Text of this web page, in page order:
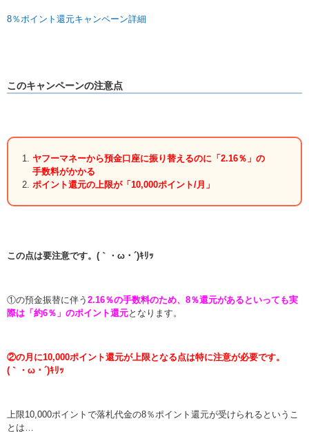
8％ポイント還元キャンペーン詳細
このキャンペーンの注意点
ヤフーマネーから預金口座に振り替えるのに「2.16％」の
手数料がかかる
ポイント還元の上限が「10,000ポイント/月」
この点は要注意です。(｀・ω・´)ｷﾘｯ
①の預金振替に伴う 2.16％の手数料のため、8％還元があるといっても実
際は「約6％」のポイント還元となります。
②の月に10,000ポイント還元が上限となる点は特に注意が必要です。
(｀・ω・´)ｷﾘｯ
上限10,000ポイントで落札代金の8％ポイント還元が受けられるというこ
とは…